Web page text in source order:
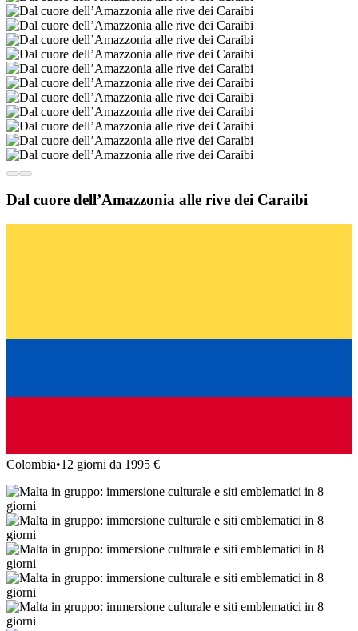
Dal cuore dell’Amazzonia alle rive dei Caraibi
Colombia•12 giorni da 1995 €